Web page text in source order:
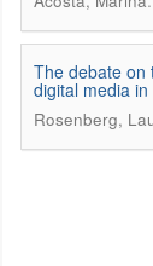
The debate on
digital media
Rosenberg,